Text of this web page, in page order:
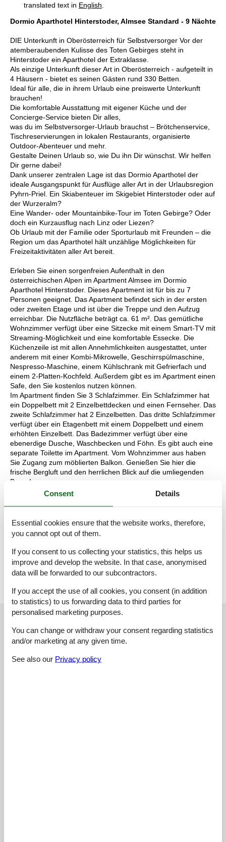
translated text in English
Dormio Aparthotel Hinterstoder, Almsee Standard - 9 Nächte
DIE Unterkunft in Oberösterreich für Selbstversorger Vor der
atemberaubenden Kulisse des Toten Gebirges steht in
Hinterstoder ein Aparthotel der Extraklasse.
Als einzige Unterkunft dieser Art in Oberösterreich - aufgeteilt in
4 Häusern - bietet es seinen Gästen rund 330 Betten.
Ideal für alle, die in ihrem Urlaub eine preiswerte Unterkunft
brauchen!
Die komfortable Ausstattung mit eigener Küche und der
Concierge-Service bieten Dir alles,
was du im Selbstversorger-Urlaub brauchst – Brötchenservice,
Tischreservierungen in lokalen Restaurants, organisierte
Outdoor-Abenteuer und mehr.
Gestalte Deinen Urlaub so, wie Du ihn Dir wünschst. Wir helfen
Dir gerne dabei!
Dank unserer zentralen Lage ist das Dormio Aparthotel der
ideale Ausgangspunkt für Ausflüge aller Art in der Urlaubsregion
Pyhrn-Priel. Ein Skiabenteuer im Skigebiet Hinterstoder oder auf
der Wurzeralm?
Eine Wander- oder Mountainbike-Tour im Toten Gebirge? Oder
doch ein Kurzausflug nach Linz oder Liezen?
Ob Urlaub mit der Familie oder Sporturlaub mit Freunden – die
Region um das Aparthotel hält unzählige Möglichkeiten für
Freizeitaktivitäten aller Art bereit.
Erleben Sie einen sorgenfreien Aufenthalt in den
österreichischen Alpen im Apartment Almsee im Dormio
Aparthotel Hinterstoder. Dieses Apartment ist für bis zu 7
Personen geeignet. Das Apartment befindet sich in der ersten
oder zweiten Etage und ist über die Treppe und den Aufzug
erreichbar. Die Nutzfläche beträgt ca. 61 m². Das gemütliche
Wohnzimmer verfügt über eine Sitzecke mit einem Smart-TV mit
Streaming-Möglichkeit und eine komfortable Essecke. Die
Küchenzeile ist mit allen Annehmlichkeiten ausgestattet, unter
anderem mit einer Kombi-Mikrowelle, Geschirrspülmaschine,
Nespresso-Maschine, einem Kühlschrank mit Gefrierfach und
einem 2-Platten-Kochfeld. Außerdem gibt es im Apartment einen
Safe, den Sie kostenlos nutzen können.
Im Apartment finden Sie 3 Schlafzimmer. Ein Schlafzimmer hat
ein Doppelbett mit 2 Einzelbettdecken und einen Fernseher. Das
zweite Schlafzimmer hat 2 Einzelbetten. Das dritte Schlafzimmer
verfügt über ein Etagenbett mit einem Doppelbett und einem
erhöhten Einzelbett. Das Badezimmer verfügt über eine
ebenerdige Dusche, Waschbecken und Föhn. Es gibt auch eine
separate Toilette im Apartment. Vom Wohnzimmer aus haben
Sie Zugang zum möblierten Balkon. Genießen Sie hier die
frische Bergluft und den herrlichen Blick auf die umliegenden
Berge!
Während Ihres Aufenthalts können Sie Ihr Auto auf dem
kostenlosen Zugang zum Wellnessbereich mit einem
Fitnessraum. Entspannen Sie in den drei Saunen und dem
Ruheraum.
Die Aufteilung der Unterkunft kann variieren. Die Grundrisse und
Bilder vermitteln einen guten Eindruck, dienen aber nur zur
Veranschaulichung.
External reviews
4,4
Consent Details
Essential cookies ensure that the website works, therefore,
you cannot opt out of them.
If you consent to us collecting your statistics, this helps us
improve and develop the website. In that case, anonymised
data will be forwarded to our subcontractors.
If you accept the use of all cookies, you consent (in addition
to statistics) to us forwarding data to third parties for
personalised marketing purposes.
You can change or withdraw your consent regarding statistics
and/or marketing at any given time.
See also our Privacy policy